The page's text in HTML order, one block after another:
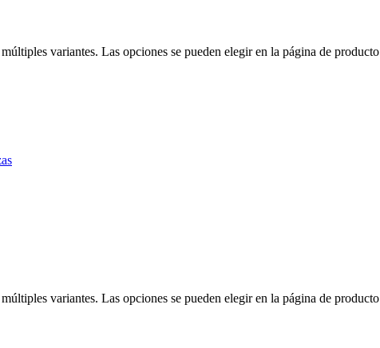
variantes. Las opciones se pueden elegir en la página de producto
variantes. Las opciones se pueden elegir en la página de producto